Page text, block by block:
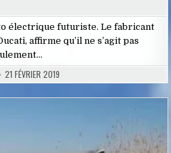
électrique futuriste. Le fabricant
affirme qu’il ne s’agit pas
21 FÉVRIER 2019